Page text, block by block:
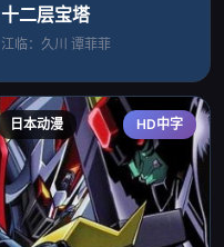
十二层宝塔
江临：久川 谭菲菲
日本动漫 HD中字